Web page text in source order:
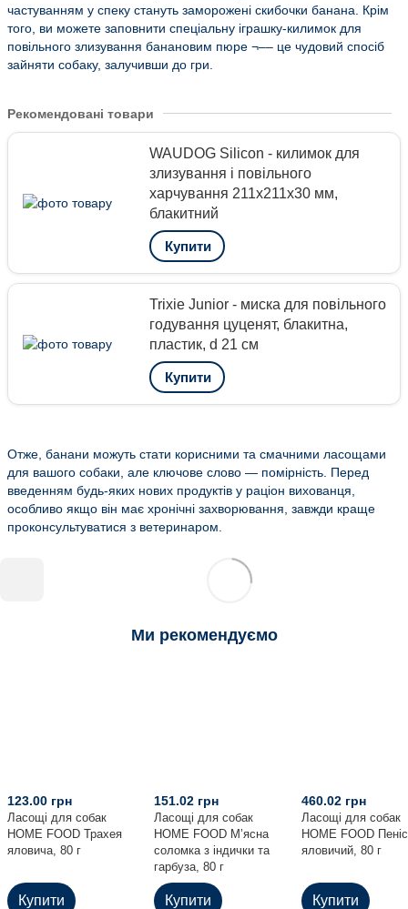
частуванням у спеку стануть заморожені скибочки банана. Крім
того, ви можете заповнити спеціальну іграшку-килимок для
повільного злизування банановим пюре ¬–– це чудовий спосіб
зайняти собаку, залучивши до гри.
Рекомендовані товари
WAUDOG Silicon - килимок для
злизування і повільного
харчування 211х211х30 мм,
блакитний
Купити
Trixie Junior - миска для повільного
годування цуценят, блакитна,
пластик, d 21 см
Купити
Отже, банани можуть стати корисними та смачними ласощами
для вашого собаки, але ключове слово — помірність. Перед
введенням будь-яких нових продуктів у раціон вихованця,
особливо якщо він має хронічні захворювання, завжди краще
проконсультуватися з ветеринаром.
Ми рекомендуємо
Ласощі для собак
HOME FOOD Трахея
яловича, 80 г
123.00 грн
Купити
Ласощі для собак
HOME FOOD М’ясна
соломка з індички та
гарбуза, 80 г
151.02 грн
Купити
Ласощі для собак
HOME FOOD Пеніс
яловичий, 80 г
460.02 грн
Купити